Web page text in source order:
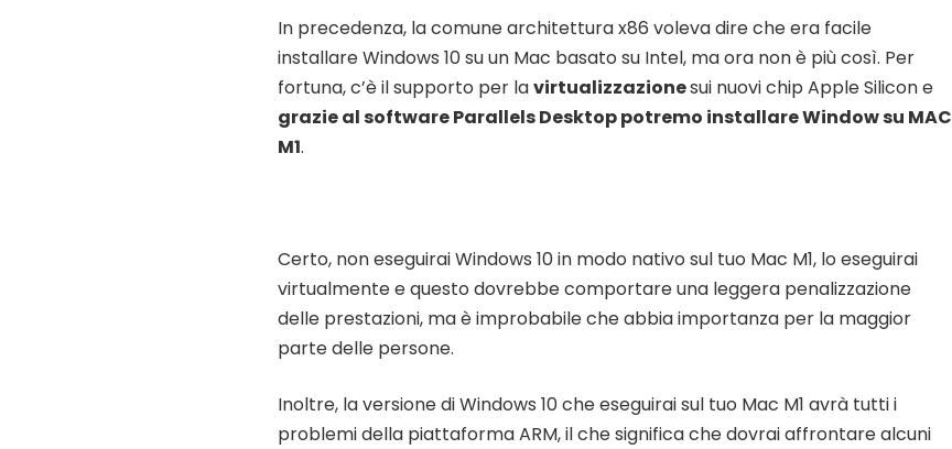
In precedenza, la comune architettura x86 voleva dire che era facile
installare Windows 10 su un Mac basato su Intel, ma ora non è più così. Per
fortuna, c’è il supporto per lavirtualizzazionesui nuovi chip Apple Silicon e
grazie al software Parallels Desktop potremo installare Window su MAC
M1.
Certo, non eseguirai Windows 10 in modo nativo sul tuo Mac M1, lo eseguirai
virtualmente e questo dovrebbe comportare una leggera penalizzazione
delle prestazioni, ma è improbabile che abbia importanza per la maggior
parte delle persone.
Inoltre, la versione di Windows 10 che eseguirai sul tuo Mac M1 avrà tutti i
problemi della piattaforma ARM, il che significa che dovrai affrontare alcuni